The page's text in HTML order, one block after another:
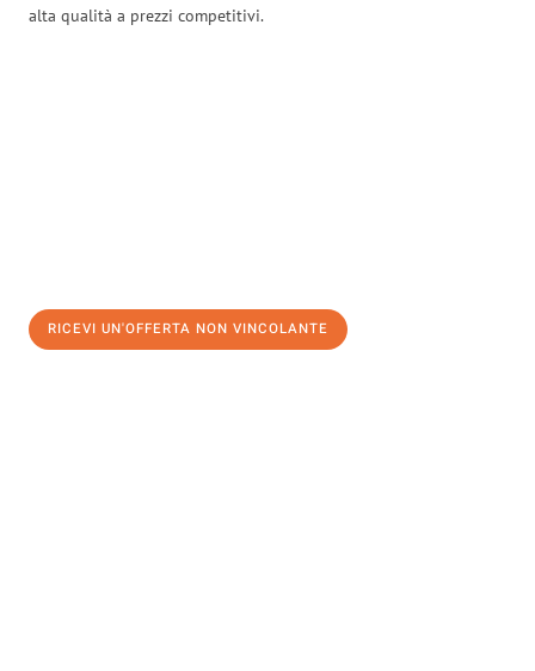
alta qualità a prezzi competitivi.
RICEVI UN'OFFERTA NON VINCOLANTE